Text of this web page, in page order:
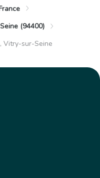
(94400)
Vitry-sur-Seine